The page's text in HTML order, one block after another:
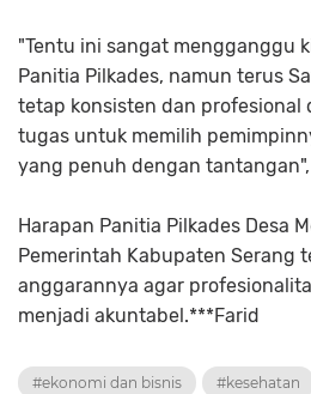
"Tentu ini sangat mengganggu
Panitia Pilkades, namun terus
tetap konsisten dan profesional
tugas untuk memilih
yang penuh dengan
Harapan Panitia Pilkades Desa
Pemerintah Kabupaten Serang
anggarannya agar
menjadi akuntabel.***Farid
#ekonomi dan bisnis #kesehatan